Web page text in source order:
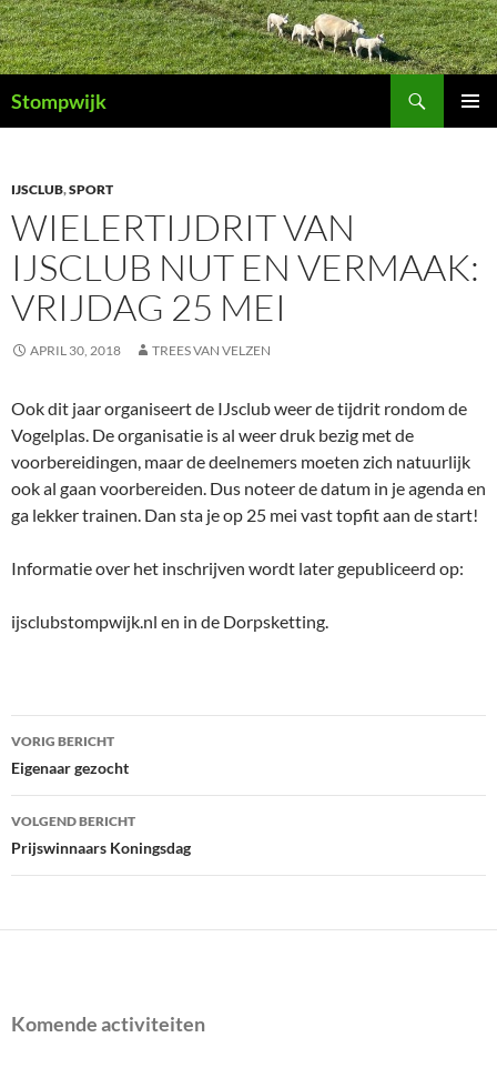
Ga
naar
de
inhoud
Stompwijk
IJSCLUB,SPORT
WIELERTIJDRIT VAN
IJSCLUB NUT EN VERMAAK:
VRIJDAG 25 MEI
APRIL 30, 2018 TREES VAN VELZEN
Ook dit jaar organiseert de IJsclub weer de tijdrit rondom de
Vogelplas. De organisatie is al weer druk bezig met de
voorbereidingen, maar de deelnemers moeten zich natuurlijk
ook al gaan voorbereiden. Dus noteer de datum in je agenda en
ga lekker trainen. Dan sta je op 25 mei vast topfit aan de start!
Informatie over het inschrijven wordt later gepubliceerd op:
ijsclubstompwijk.nl en in de Dorpsketting.
Bericht
navigatie
VORIG BERICHT
Eigenaar gezocht
VOLGEND BERICHT
Prijswinnaars Koningsdag
Komende activiteiten